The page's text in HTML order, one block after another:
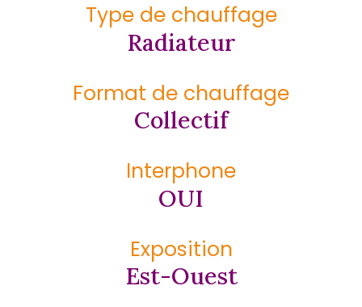
Type de chauffage
Radiateur
Format de chauffage
Collectif
Interphone
OUI
Exposition
Est-Ouest